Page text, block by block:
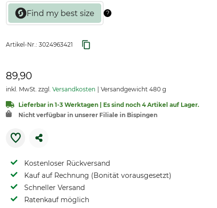
Artikel-Nr.: 3024963421
89,90
inkl. MwSt. zzgl. Versandkosten Versandgewicht 480 g
Lieferbar in 1-3 Werktagen | Es sind noch 4 Artikel auf Lager.
Nicht verfügbar in unserer Filiale in Bispingen
Kostenloser Rückversand
Kauf auf Rechnung (Bonität vorausgesetzt)
Schneller Versand
Ratenkauf möglich